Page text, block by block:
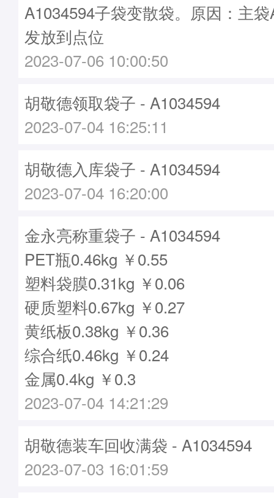
A1034594子袋变散袋。原因：主
发放到点位
2023-07-06 10:00:50
胡敬德领取袋子 - A1034594
2023-07-04 16:25:11
胡敬德入库袋子 - A1034594
2023-07-04 16:20:00
金永亮称重袋子 - A1034594
PET瓶0.46kg ￥0.55
塑料袋膜0.31kg ￥0.06
硬质塑料0.67kg ￥0.27
黄纸板0.38kg ￥0.36
综合纸0.46kg ￥0.24
金属0.4kg ￥0.3
2023-07-04 14:21:29
胡敬德装车回收满袋 - A1034594
2023-07-03 16:01:59